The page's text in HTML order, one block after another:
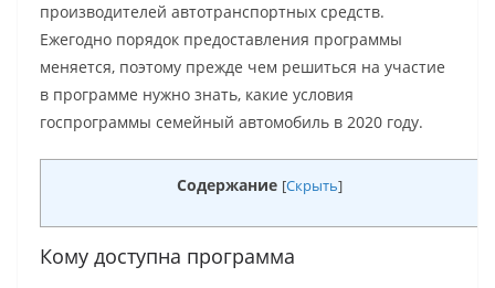
производителей автотранспортных средств.
Ежегодно порядок предоставления программы
меняется, поэтому прежде чем решиться на участие
в программе нужно знать, какие условия
госпрограммы семейный автомобиль в 2020 году.
Содержание [Скрыть]
Кому доступна программа